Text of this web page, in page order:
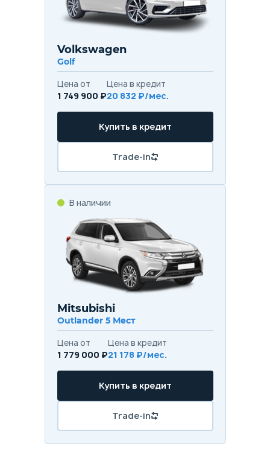
Volkswagen
Golf
Цена от
1 749 900 ₽
Цена в кредит
20 832 ₽/мес.
Купить в кредит
Trade-in
В наличии
Mitsubishi
Outlander 5 Мест
Цена от
1 779 000 ₽
Цена в кредит
21 178 ₽/мес.
Купить в кредит
Trade-in